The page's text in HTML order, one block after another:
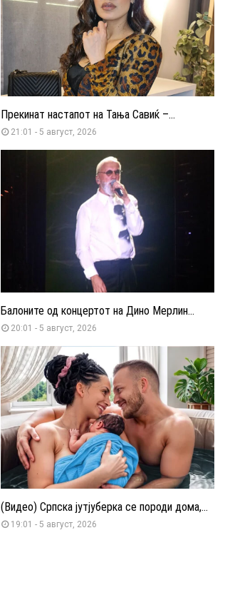
Прекинат настапот на Тања Савиќ –...
21:01 - 5 август, 2026
Балоните од концертот на Дино Мерлин...
20:01 - 5 август, 2026
(Видео) Српска јутјуберка се породи дома,...
19:01 - 5 август, 2026